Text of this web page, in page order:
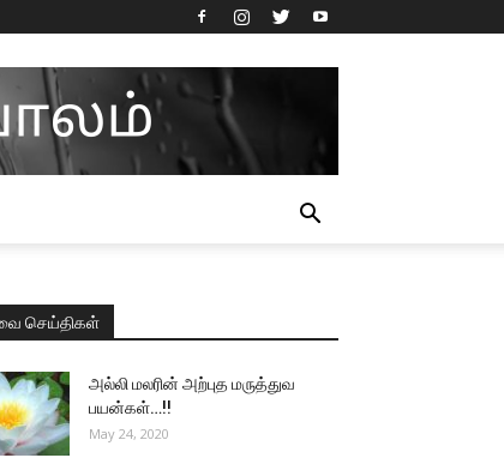
செய்திகள்
அல்லி மலரின் அற்புத மருத்துவ
பயன்கள்…!!
May 24, 2020